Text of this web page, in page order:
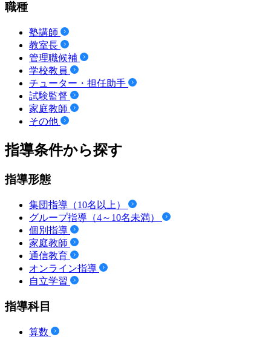
職種
塾講師
教室長
管理職候補
学校教員
チューター・担任助手
試験監督
家庭教師
その他
指導条件から探す
指導形態
集団指導（10名以上）
グループ指導（4～10名未満）
個別指導
家庭教師
通信教育
オンライン指導
自立学習
指導科目
算数